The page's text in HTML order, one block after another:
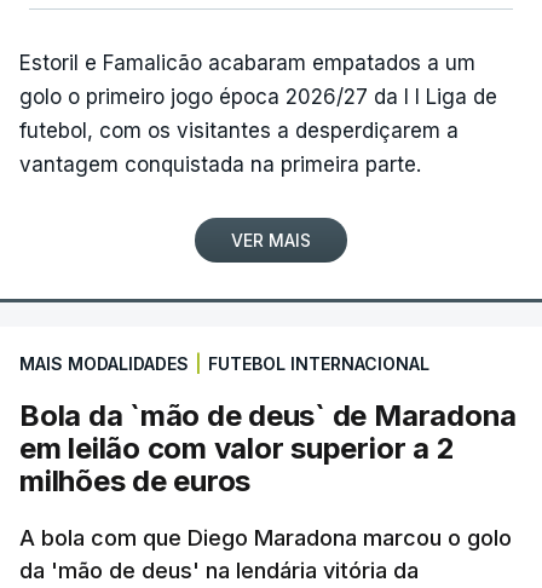
Estoril e Famalicão acabaram empatados a um
golo o primeiro jogo época 2026/27 da I I Liga de
futebol, com os visitantes a desperdiçarem a
vantagem conquistada na primeira parte.
VER MAIS
MAIS MODALIDADES FUTEBOL INTERNACIONAL
Bola da `mão de deus` de Maradona
em leilão com valor superior a 2
milhões de euros
A bola com que Diego Maradona marcou o golo
da 'mão de deus' na lendária vitória da